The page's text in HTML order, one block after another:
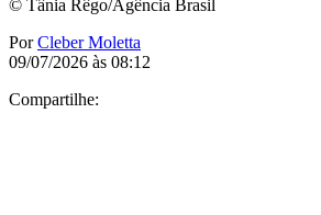
© Tânia Rêgo/Agência Brasil
PorCleber Moletta
09/07/2026 às 08:12
Compartilhe: